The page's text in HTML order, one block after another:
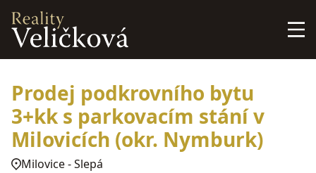
Prodej podkrovního bytu
3+kk s parkovacím stání v
Milovicích (okr. Nymburk)
Milovice - Slepá